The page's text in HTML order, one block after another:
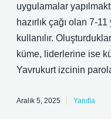
uygulamalar
hazırlık çağı olan 7-
kullanılır.
küme, liderlerine ise
Yavrukurt izcinin
Aralık 5, 2025 Yanıtla